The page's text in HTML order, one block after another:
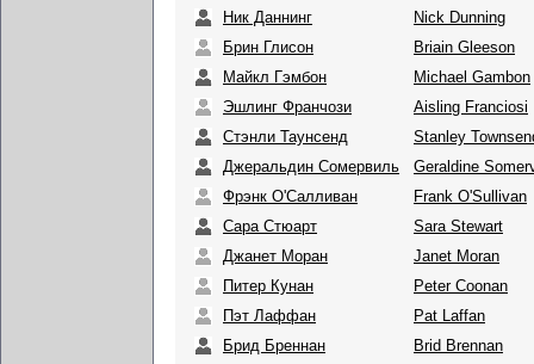
Ник Даннинг
Nick Dunning
Брин Глисон
Briain Gleeson
Майкл Гэмбон
Michael Gambon
Эшлинг Франчози
Aisling Franciosi
Стэнли Таунсенд
Stanley
Джеральдин Сомервиль
Geraldine
Фрэнк О'Салливан
Frank O'Sullivan
Сара Стюарт
Sara Stewart
Джанет Моран
Janet Moran
Питер Кунан
Peter Coonan
Пэт Лаффан
Pat Laffan
Брид Бреннан
Brid Brennan